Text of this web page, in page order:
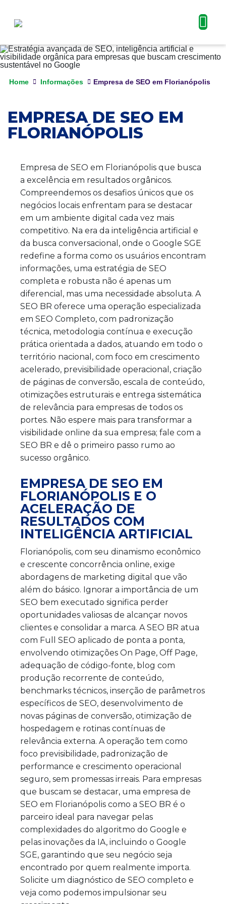
Home Informações Empresa de SEO em Florianópolis
EMPRESA DE SEO EM
FLORIANÓPOLIS
Empresa de SEO em Florianópolis que busca
a excelência em resultados orgânicos.
Compreendemos os desafios únicos que os
negócios locais enfrentam para se destacar
em um ambiente digital cada vez mais
competitivo. Na era da inteligência artificial e
da busca conversacional, onde o Google SGE
redefine a forma como os usuários encontram
informações, uma estratégia de SEO
completa e robusta não é apenas um
diferencial, mas uma necessidade absoluta. A
SEO BR oferece uma operação especializada
em SEO Completo, com padronização
técnica, metodologia contínua e execução
prática orientada a dados, atuando em todo o
território nacional, com foco em crescimento
acelerado, previsibilidade operacional, criação
de páginas de conversão, escala de conteúdo,
otimizações estruturais e entrega sistemática
de relevância para empresas de todos os
portes. Não espere mais para transformar a
visibilidade online da sua empresa; fale com a
SEO BR e dê o primeiro passo rumo ao
sucesso orgânico.
EMPRESA DE SEO EM
FLORIANÓPOLIS E O
ACELERAÇÃO DE
RESULTADOS COM
INTELIGÊNCIA ARTIFICIAL
Florianópolis, com seu dinamismo econômico
e crescente concorrência online, exige
abordagens de marketing digital que vão
além do básico. Ignorar a importância de um
SEO bem executado significa perder
oportunidades valiosas de alcançar novos
clientes e consolidar a marca. A SEO BR atua
com Full SEO aplicado de ponta a ponta,
envolvendo otimizações On Page, Off Page,
adequação de código-fonte, blog com
produção recorrente de conteúdo,
benchmarks técnicos, inserção de parâmetros
específicos de SEO, desenvolvimento de
novas páginas de conversão, otimização de
hospedagem e rotinas contínuas de
relevância externa. A operação tem como
foco previsibilidade, padronização de
performance e crescimento operacional
seguro, sem promessas irreais. Para empresas
que buscam se destacar, uma empresa de
SEO em Florianópolis como a SEO BR é o
parceiro ideal para navegar pelas
complexidades do algoritmo do Google e
pelas inovações da IA, incluindo o Google
SGE, garantindo que seu negócio seja
encontrado por quem realmente importa.
Solicite um diagnóstico de SEO completo e
veja como podemos impulsionar seu